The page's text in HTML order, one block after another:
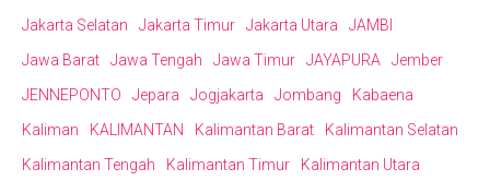
Jakarta Selatan
Jakarta Timur Jakarta Utara
JAMBI
Jawa Barat
Jawa Tengah Jawa Timur JAYAPURA
Jember
JENNEPONTO
Jepara Jogjakarta Jombang
Kabaena
Kaliman
KALIMANTAN Kalimantan Barat
Kalimantan Selatan
Kalimantan Tengah
Kalimantan Timur
Kalimantan Utara